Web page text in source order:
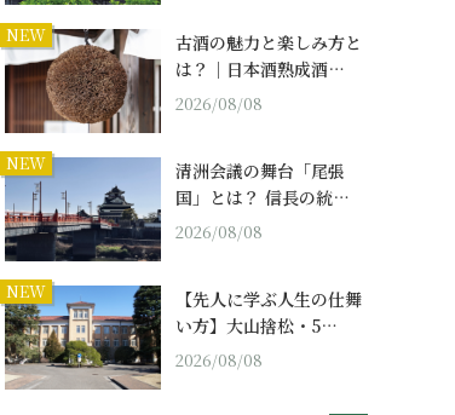
NEW
古酒の魅力と楽しみ方と
は？｜日本酒熟成酒…
2026/08/08
NEW
清洲会議の舞台「尾張
国」とは？ 信長の統…
2026/08/08
NEW
【先人に学ぶ人生の仕舞
い方】大山捨松・5…
2026/08/08